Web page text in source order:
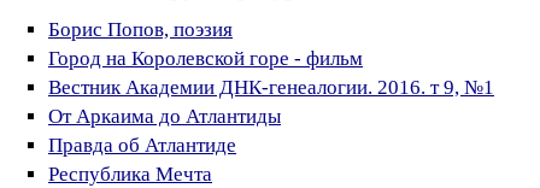
Борис Попов, поэзия
Город на Королевской горе - фильм
Вестник Академии ДНК-генеалогии. 2016. т 9, №1
От Аркаима до Атлантиды
Правда об Атлантиде
Республика Мечта